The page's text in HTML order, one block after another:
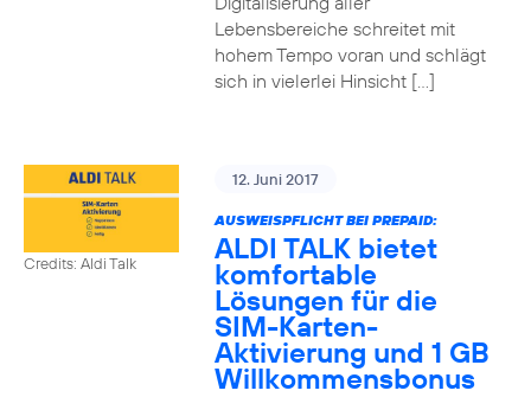
Lebensbereiche schreitet mit
hohem Tempo voran und schlägt
sich in vielerlei Hinsicht […]
Credits: Aldi Talk
12. Juni 2017
AUSWEISPFLICHT BEI PREPAID:
ALDI TALK bietet
komfortable
Lösungen für die
SIM-Karten-
Aktivierung und 1 GB
Willkommensbonus